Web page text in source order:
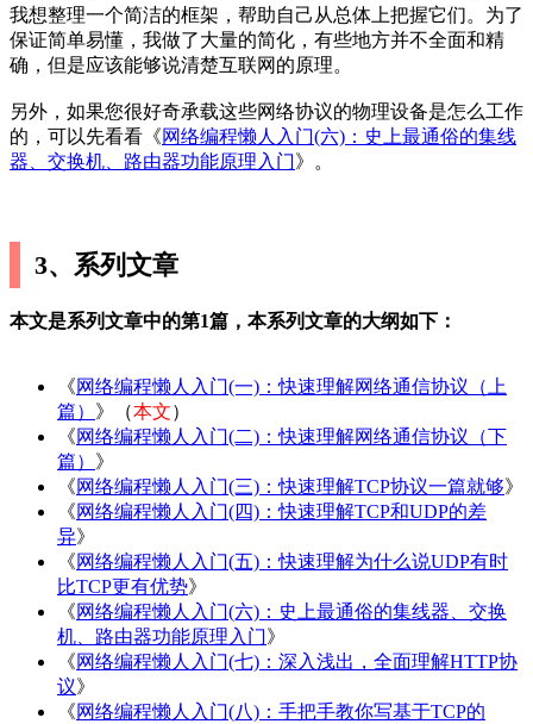
我想整理一个简洁的框架，帮助自己从总体上把握它们。为了
保证简单易懂，我做了大量的简化，有些地方并不全面和精
确，但是应该能够说清楚互联网的原理。
另外，如果您很好奇承载这些网络协议的物理设备是怎么工作
的，可以先看看《网络编程懒人入门(六)：史上最通俗的集线
器、交换机、路由器功能原理入门》。
3、系列文章
本文是系列文章中的第1篇，本系列文章的大纲如下：
《网络编程懒人入门(一)：快速理解网络通信协议（上
篇） 》（本文）
《网络编程懒人入门(二)：快速理解网络通信协议（下
篇） 》
《网络编程懒人入门(三)：快速理解TCP协议一篇就够》
《网络编程懒人入门(四)：快速理解TCP和UDP的差
异》
《网络编程懒人入门(五)：快速理解为什么说UDP有时
比TCP更有优势》
《网络编程懒人入门(六)：史上最通俗的集线器、交换
机、路由器功能原理入门》
《网络编程懒人入门(七)：深入浅出，全面理解HTTP协
议》
《网络编程懒人入门(八)：手把手教你写基于TCP的